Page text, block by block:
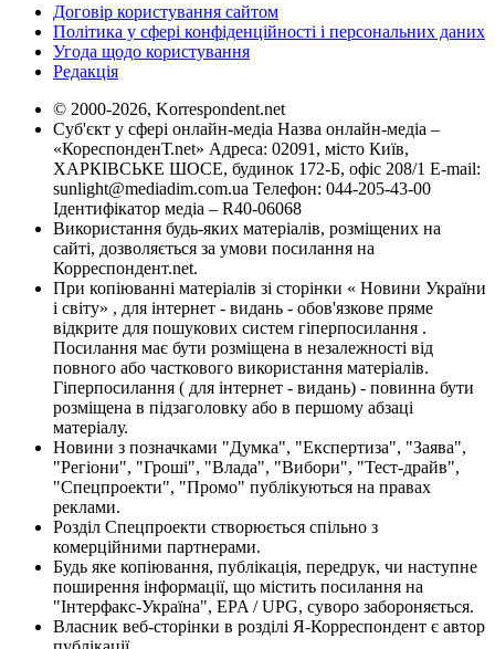
Договір користування сайтом
Політика у сфері конфіденційності і персональних даних
Угода щодо користування
Редакція
© 2000-2026, Korrespondent.net
Суб'єкт у сфері онлайн-медіа Назва онлайн-медіа –
«КореспонденТ.net» Адреса: 02091, місто Київ,
ХАРКІВСЬКЕ ШОСЕ, будинок 172-Б, офіс 208/1 E-mail:
sunlight@mediadim.com.ua Телефон: 044-205-43-00
Ідентифікатор медіа – R40-06068
Використання будь-яких матеріалів, розміщених на
сайті, дозволяється за умови посилання на
Корреспондент.net.
При копіюванні матеріалів зі сторінки « Новини України
і світу» , для інтернет - видань - обов'язкове пряме
відкрите для пошукових систем гіперпосилання .
Посилання має бути розміщена в незалежності від
повного або часткового використання матеріалів.
Гіперпосилання ( для інтернет - видань) - повинна бути
розміщена в підзаголовку або в першому абзаці
матеріалу.
Новини з позначками "Думка", "Експертиза", "Заява",
"Регіони", "Гроші", "Влада", "Вибори", "Тест-драйв",
"Спецпроекти", "Промо" публікуються на правах
реклами.
Розділ Спецпроекти створюється спільно з
комерційними партнерами.
Будь яке копіювання, публікація, передрук, чи наступне
поширення інформації, що містить посилання на
"Інтерфакс-Україна", EPA / UPG, суворо забороняється.
Власник веб-сторінки в розділі Я-Корреспондент є автор